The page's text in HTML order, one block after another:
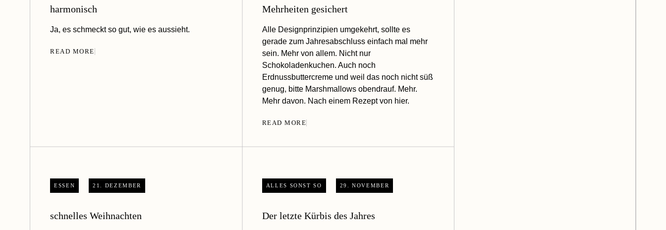
harmonisch
Ja, es schmeckt so gut, wie es aussieht.
READ MORE
Mehrheiten gesichert
Alle Designprinzipien umgekehrt, sollte es
gerade zum Jahresabschluss einfach mal mehr
sein. Mehr von allem. Nicht nur
Schokoladenkuchen. Auch noch
Erdnussbuttercreme und weil das noch nicht süß
genug, bitte Marshmallows obendrauf. Mehr.
Mehr davon. Nach einem Rezept von hier.
READ MORE
21. DEZEMBER
ESSEN
schnelles Weihnachten
29. NOVEMBER
ALLES SONST SO
Der letzte Kürbis des Jahres